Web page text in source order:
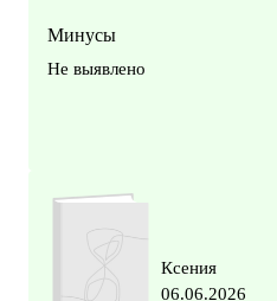
Минусы
Не выявлено
Ксения
06.06.2026